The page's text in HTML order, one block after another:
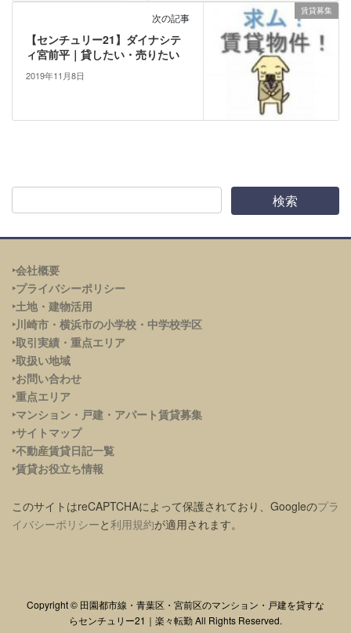
賃貸募集
次の記事
【センチュリー21】ダイナシテ
ィ宮前平｜貸したい・売りたい
2019年11月8日
‣会社概要
‣プライバシーポリシー
‣土地・建物活用
‣川崎市・横浜市の小学校・中学校学区
‣取引実績・重点エリア
‣取扱い地域
‣お問い合わせ
‣重点エリア
‣マンション・戸建・アパート賃貸募集
‣サイトマップ
‣不動産賃貸日記一覧
‣賃貸お役立ち情報
このサイトはreCAPTCHAによって保護されており、Googleのプラ
イバシーポリシーと利用規約が適用されます。
Copyright © 田園都市線・青葉区・宮前区のマンション・戸建を貸すな
らセンチュリー21｜楽々転勤 All Rights Reserved.